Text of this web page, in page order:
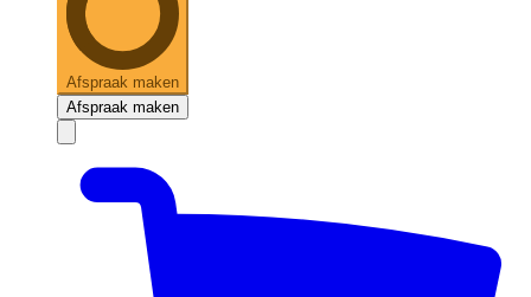
Afspraak maken
Afspraak maken